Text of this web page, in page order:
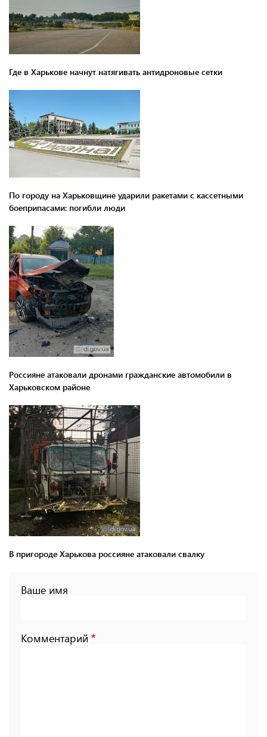
Где в Харькове начнут натягивать антидроновые сетки
По городу на Харьковщине ударили ракетами с кассетными
боеприпасами: погибли люди
Россияне атаковали дронами гражданские автомобили в
Харьковском районе
В пригороде Харькова россияне атаковали свалку
Ваше имя
Комментарий